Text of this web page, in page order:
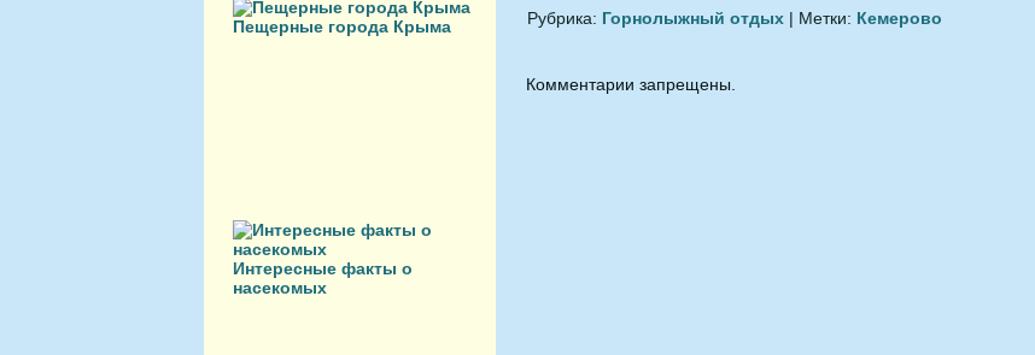
Пещерные города Крыма
Интересные факты о
насекомых
Рубрика: Горнолыжный отдых | Метки: Кемерово
Комментарии запрещены.